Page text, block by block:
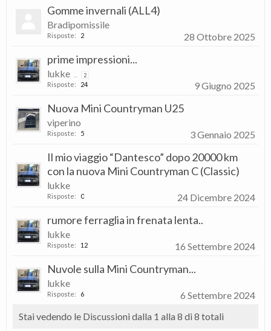
Gomme invernali (ALL4)
Bradipomissile
Risposte: 2 28 Ottobre 2025
prime impressioni...
lukke 2
Risposte: 24 9 Giugno 2025
Nuova Mini Countryman U25
viperino
Risposte: 5 3 Gennaio 2025
Il mio viaggio “Dantesco” dopo 20000 km
con la nuova Mini Countryman C (Classic)
lukke
Risposte: 0 24 Dicembre 2024
rumore ferraglia in frenata lenta..
lukke
Risposte: 12 16 Settembre 2024
Nuvole sulla Mini Countryman...
lukke
Risposte: 6
6 Settembre 2024
Stai vedendo le Discussioni dalla 1 alla 8 di 8 totali